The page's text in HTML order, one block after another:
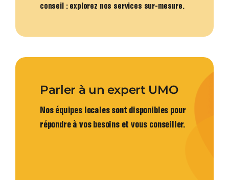
conseil : explorez nos services sur-mesure.
Parler à un expert UMO
Nos équipes locales sont disponibles pour
répondre à vos besoins et vous conseiller.